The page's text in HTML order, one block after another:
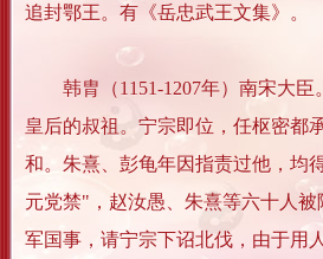
追封鄂王。有《岳忠武王文集》。
韩胄（1151-1207年）南宋大臣
皇后的叔祖。宁宗即位，任枢密都
和。朱熹、彭龟年因指责过他，均
元党禁"，赵汝愚、朱熹等六十人被
军国事，请宁宗下诏北伐，由于用